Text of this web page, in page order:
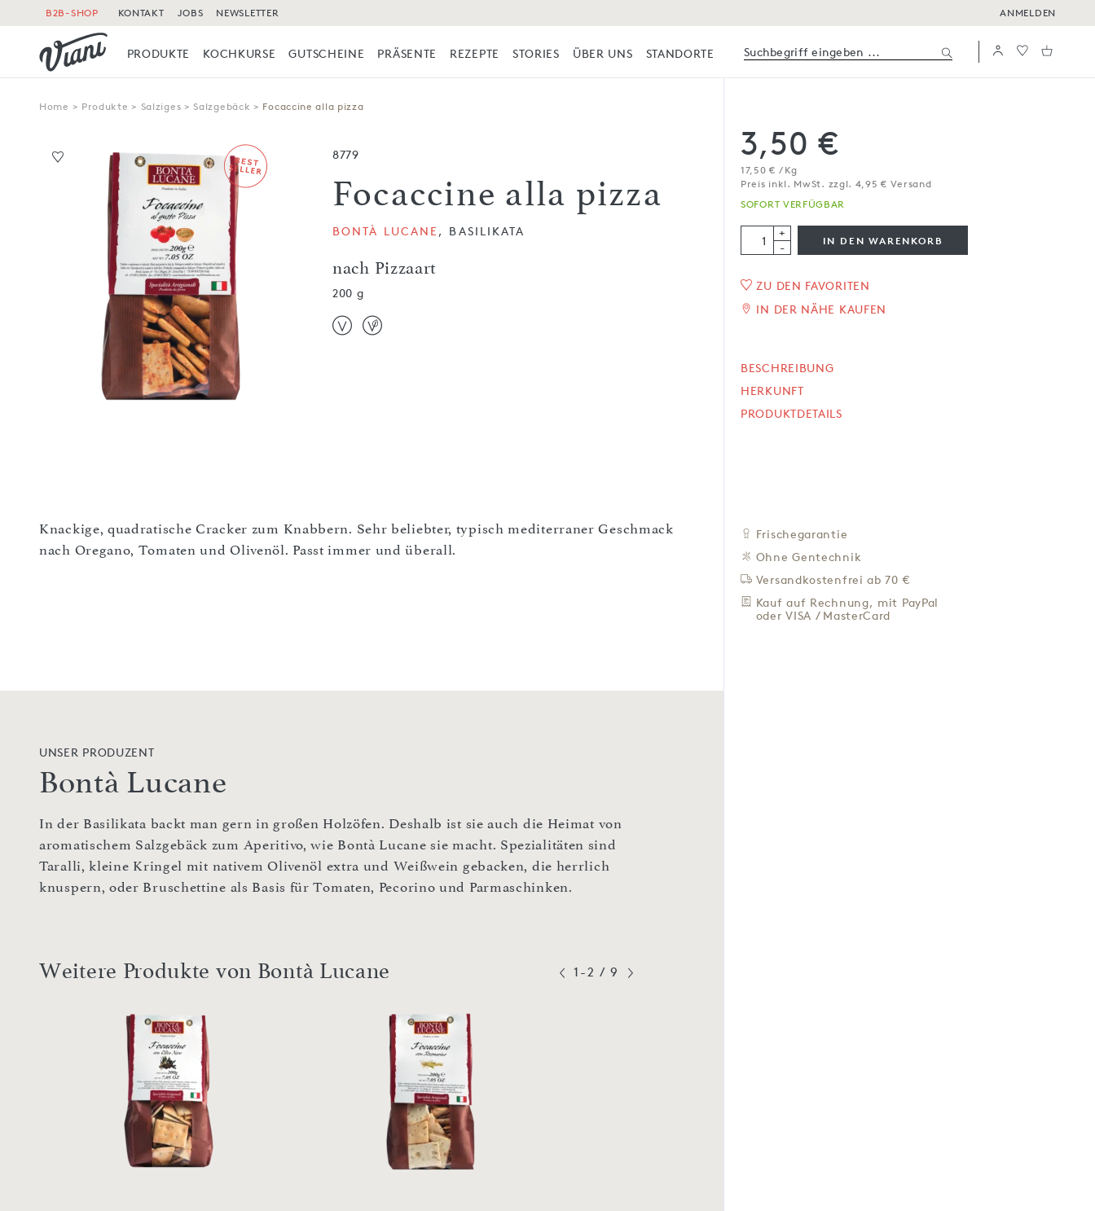
B2B-SHOP KONTAKT JOBS NEWSLETTER ANMELDEN
PRODUKTE KOCHKURSE GUTSCHEINE PRÄSENTE REZEPTE STORIES ÜBER UNS STANDORTE
Home > Produkte > Salziges >Salzgebäck > Focaccine alla pizza
Focaccine alla pizza
3,50 €
Preis inkl. MwSt. zzgl. 4,95 € Versand
BESCHREIBUNG
HERKUNFT
PRODUKTDETAILS
8779
Focaccine alla pizza
nach Pizzaart
BONTÀ LUCANE , BASILIKATA
200 g
SOFORT VERFÜGBAR
3,50 €
17,50 € / Kg
Preis inkl. MwSt. zzgl. 4,95 € Versand
+
-
IN DEN WARENKORB
ZU DEN FAVORITEN
IN DER NÄHE KAUFEN
BESCHREIBUNG
HERKUNFT
PRODUKTDETAILS
Frischegarantie
Ohne Gentechnik
Versandkostenfrei ab 70 €
Kauf auf Rechnung, mit PayPal
oder VISA / MasterCard
Knackige, quadratische Cracker zum Knabbern. Sehr beliebter, typisch mediterraner Geschmack
nach Oregano, Tomaten und Olivenöl. Passt immer und überall.
UNSER PRODUZENT
Bontà Lucane
In der Basilikata backt man gern in großen Holzöfen. Deshalb ist sie auch die Heimat von
aromatischem Salzgebäck zum Aperitivo, wie Bontà Lucane sie macht. Spezialitäten sind
Taralli, kleine Kringel mit nativem Olivenöl extra und Weißwein gebacken, die herrlich
knuspern, oder Bruschettine als Basis für Tomaten, Pecorino und Parmaschinken.
Weitere Produkte von Bontà Lucane 1-2 / 9